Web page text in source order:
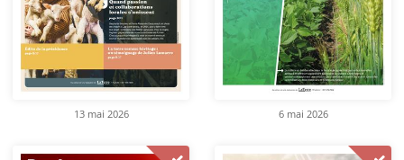
13 mai 2026 6 mai 2026